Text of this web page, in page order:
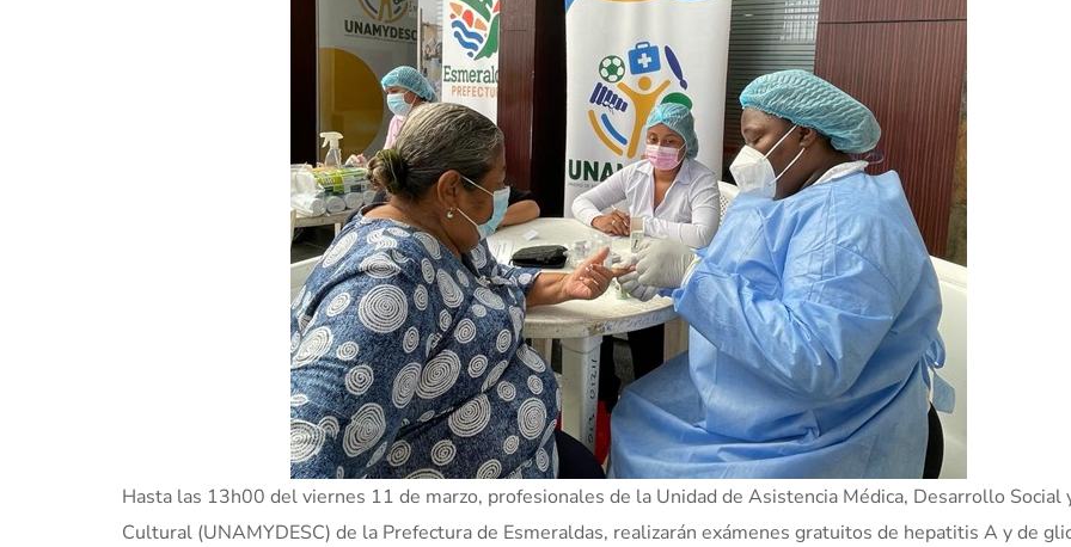
Hasta las 13h00 del viernes 11 de marzo, profesionales de la Unidad de Asistencia Médica, Desarrollo Social
Cultural (UNAMYDESC) de la Prefectura de Esmeraldas, realizarán exámenes gratuitos de hepatitis A y de